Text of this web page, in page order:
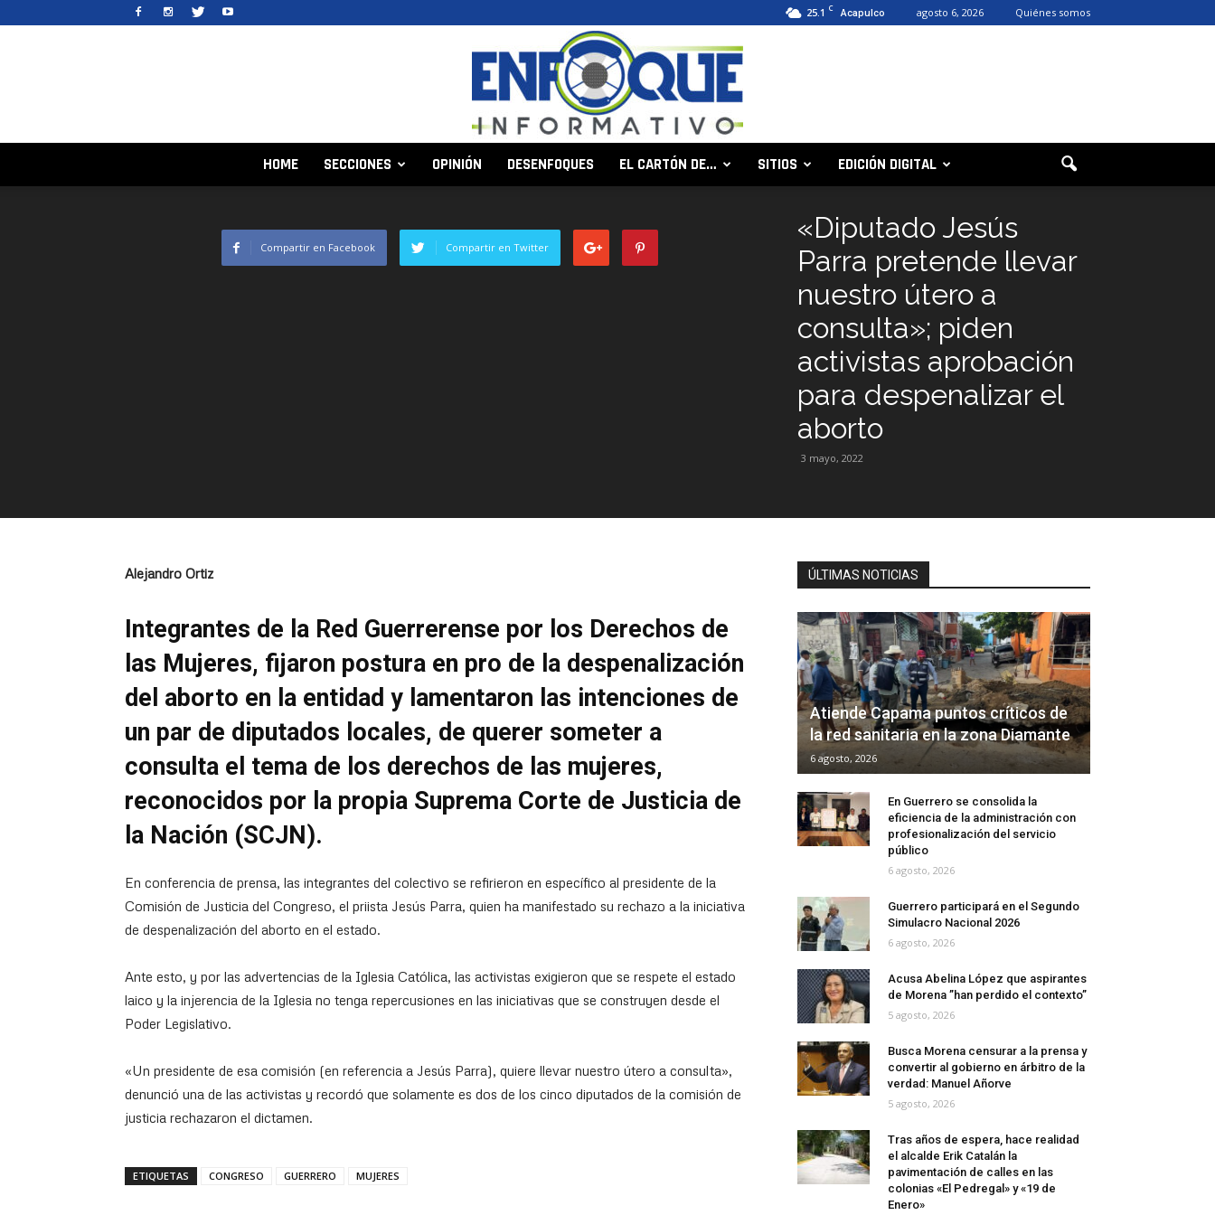
25.1 C Acapulco agosto 6, 2026 Quiénes somos
HOME SECCIONES OPINIÓN DESENFOQUES EL CARTÓN DE… SITIOS EDICIÓN DIGITAL
«Diputado Jesús
Parra pretende llevar
nuestro útero a
consulta»; piden
activistas aprobación
para despenalizar el
aborto
3 mayo, 2022
Compartir en Facebook Compartir en Twitter
Alejandro Ortiz
Integrantes de la Red Guerrerense por los Derechos de
las Mujeres, fijaron postura en pro de la despenalización
del aborto en la entidad y lamentaron las intenciones de
un par de diputados locales, de querer someter a
consulta el tema de los derechos de las mujeres,
reconocidos por la propia Suprema Corte de Justicia de
la Nación (SCJN).
En conferencia de prensa, las integrantes del colectivo se refirieron en específico al presidente de la
Comisión de Justicia del Congreso, el priista Jesús Parra, quien ha manifestado su rechazo a la iniciativa
de despenalización del aborto en el estado.
Ante esto, y por las advertencias de la Iglesia Católica, las activistas exigieron que se respete el estado
laico y la injerencia de la Iglesia no tenga repercusiones en las iniciativas que se construyen desde el
Poder Legislativo.
«Un presidente de esa comisión (en referencia a Jesús Parra), quiere llevar nuestro útero a consulta»,
denunció una de las activistas y recordó que solamente es dos de los cinco diputados de la comisión de
justicia rechazaron el dictamen.
ETIQUETAS CONGRESO GUERRERO MUJERES
ÚLTIMAS NOTICIAS
Atiende Capama puntos críticos de
la red sanitaria en la zona Diamante
6 agosto, 2026
En Guerrero se consolida la
eficiencia de la administración con
profesionalización del servicio
público
6 agosto, 2026
Guerrero participará en el Segundo
Simulacro Nacional 2026
6 agosto, 2026
Acusa Abelina López que aspirantes
de Morena ”han perdido el contexto”
5 agosto, 2026
Busca Morena censurar a la prensa y
convertir al gobierno en árbitro de la
verdad: Manuel Añorve
5 agosto, 2026
Tras años de espera, hace realidad
el alcalde Erik Catalán la
pavimentación de calles en las
colonias «El Pedregal» y «19 de
Enero»